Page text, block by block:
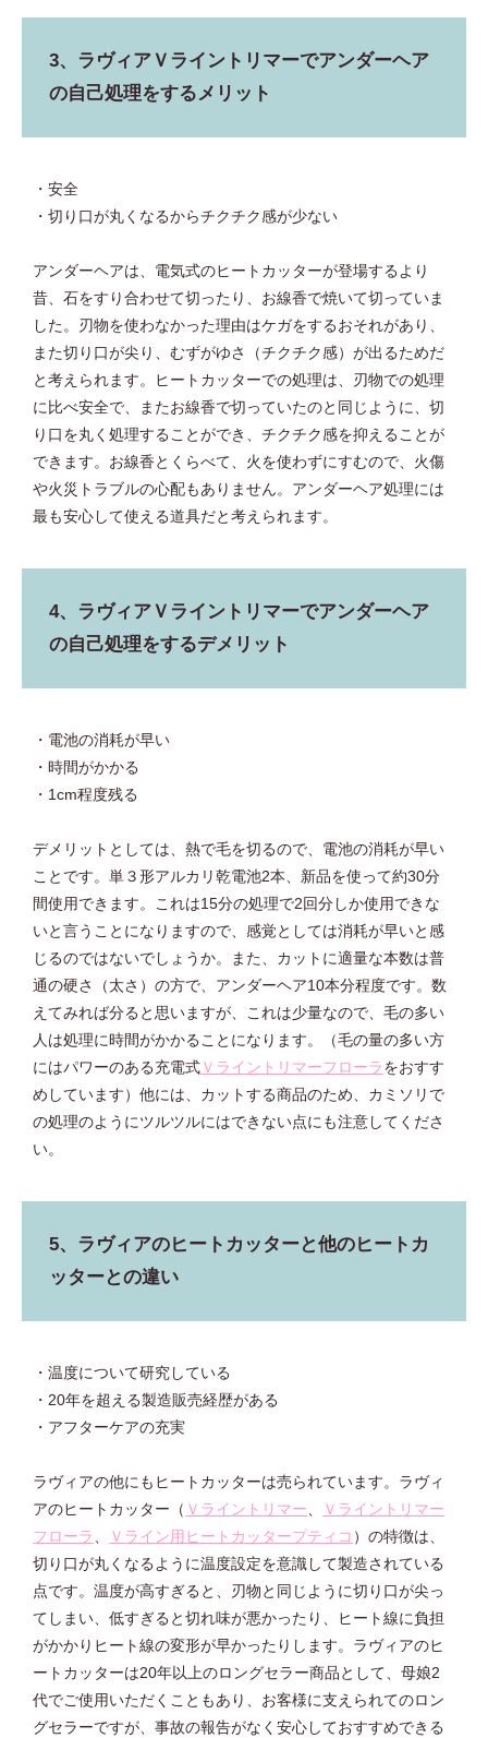
3、ラヴィアＶライントリマーでアンダーヘア
の自己処理をするメリット
・安全
・切り口が丸くなるからチクチク感が少ない
アンダーヘアは、電気式のヒートカッターが登場するより
昔、石をすり合わせて切ったり、お線香で焼いて切っていま
した。刃物を使わなかった理由はケガをするおそれがあり、
また切り口が尖り、むずがゆさ（チクチク感）が出るためだ
と考えられます。ヒートカッターでの処理は、刃物での処理
に比べ安全で、またお線香で切っていたのと同じように、切
り口を丸く処理することができ、チクチク感を抑えることが
できます。お線香とくらべて、火を使わずにすむので、火傷
や火災トラブルの心配もありません。アンダーヘア処理には
最も安心して使える道具だと考えられます。
4、ラヴィアＶライントリマーでアンダーヘア
の自己処理をするデメリット
・電池の消耗が早い
・時間がかかる
・1cm程度残る
デメリットとしては、熱で毛を切るので、電池の消耗が早い
ことです。単３形アルカリ乾電池2本、新品を使って約30分
間使用できます。これは15分の処理で2回分しか使用できな
いと言うことになりますので、感覚としては消耗が早いと感
じるのではないでしょうか。また、カットに適量な本数は普
通の硬さ（太さ）の方で、アンダーヘア10本分程度です。数
えてみれば分ると思いますが、これは少量なので、毛の多い
人は処理に時間がかかることになります。（毛の量の多い方
にはパワーのある充電式Ｖライントリマーフローラをおすす
めしています）他には、カットする商品のため、カミソリで
の処理のようにツルツルにはできない点にも注意してくださ
い。
5、ラヴィアのヒートカッターと他のヒートカ
ッターとの違い
・温度について研究している
・20年を超える製造販売経歴がある
・アフターケアの充実
ラヴィアの他にもヒートカッターは売られています。ラヴィ
アのヒートカッター（ Ｖライントリマー
Ｖライントリマー
フローラ
Ｖライン用ヒートカッタープティコ ）の特徴は、
切り口が丸くなるように温度設定を意識して製造されている
点です。温度が高すぎると、刃物と同じように切り口が尖っ
てしまい、低すぎると切れ味が悪かったり、ヒート線に負担
がかかりヒート線の変形が早かったりします。ラヴィアのヒ
ートカッターは20年以上のロングセラー商品として、母娘2
代でご使用いただくこともあり、お客様に支えられてのロン
グセラーですが、事故の報告がなく安心しておすすめできる